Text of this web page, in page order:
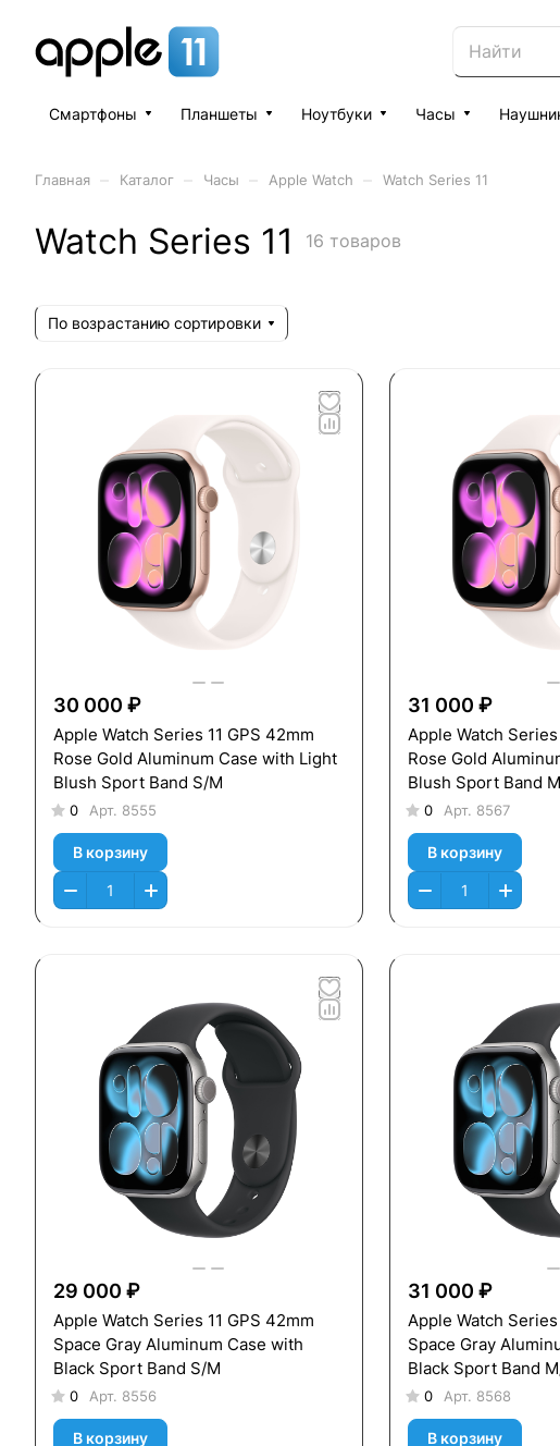
Смартфоны Планшеты Ноутбуки Часы
Главная Каталог Часы Apple Watch Watch Series 11
Watch Series 11 16 товаров
По возрастанию сортировки
30 000 ₽
Apple Watch Series 11 GPS 42mm
Rose Gold Aluminum Case with Light
Blush Sport Band S/M
0 Арт. 8555
В корзину
31 000 ₽
Apple Watch Series
Rose Gold
Blush Sport Band
0 Арт. 8567
В корзину
29 000 ₽
Apple Watch Series 11 GPS 42mm
Space Gray Aluminum Case with
Black Sport Band S/M
0 Арт. 8556
В корзину
31 000 ₽
Apple Watch Series
Space Gray
Black Sport Band
0 Арт. 8568
В корзину